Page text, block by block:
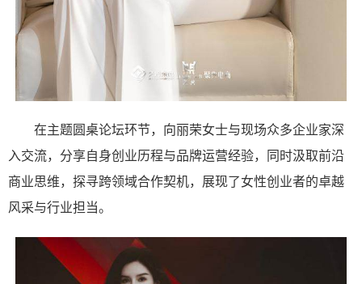
在主题圆桌论坛环节，向丽荣女士与现场众多企业家深
入交流，分享自身创业历程与品牌运营经验，同时汲取前沿
商业思维，探寻跨领域合作契机，展现了女性创业者的卓越
风采与行业担当。